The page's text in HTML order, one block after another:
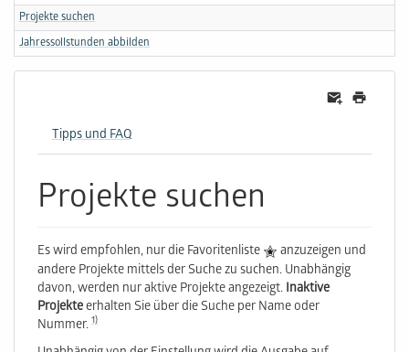
Projekte suchen
Jahressollstunden abbilden
Tipps und FAQ
Projekte suchen
Es wird empfohlen, nur die Favoritenliste
anzuzeigen und
andere Projekte mittels der Suche zu suchen. Unabhängig
davon, werden nur aktive Projekte angezeigt. Inaktive
Projekteerhalten Sie über die Suche per Name oder
Nummer. 1)